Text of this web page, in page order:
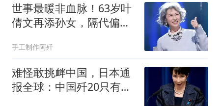
世事最暖非血脉！63岁叶
倩文再添孙女，隔代偏爱
手工制作阿歼
难怪敢挑衅中国，日本通
报全球：中国歼20只有